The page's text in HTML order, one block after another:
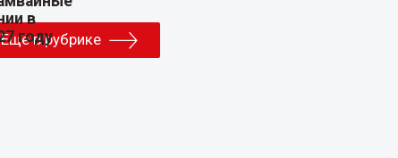
Еще в рубрике